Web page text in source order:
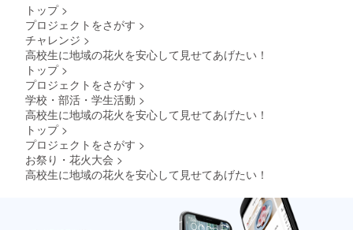
トップ >
プロジェクトをさがす >
チャレンジ >
高校生に地域の花火を安心して見せてあげたい！
トップ >
プロジェクトをさがす >
学校・部活・学生活動 >
高校生に地域の花火を安心して見せてあげたい！
トップ >
プロジェクトをさがす >
お祭り・花火大会 >
高校生に地域の花火を安心して見せてあげたい！